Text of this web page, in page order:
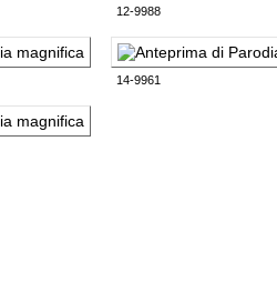
12-9988
14-9961